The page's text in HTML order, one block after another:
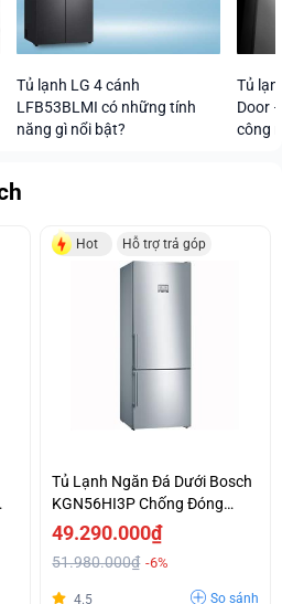
Tủ lạnh LG 4 cánh
LFB53BLMI có những tính
năng gì nổi bật?
Tủ
Door
công
Hot Hỗ trợ trả góp
Tủ Lạnh Ngăn Đá Dưới Bosch
KGN56HI3P Chống Đóng
Tuyết No Frost Hỗ Trợ Trả Góp
49.290.000₫
51.980.000₫ -6%
4.5 So sánh